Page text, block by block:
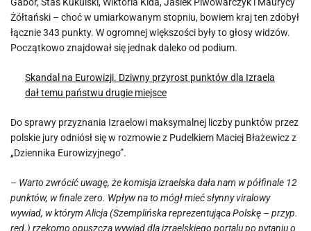
Żółtański – choć w umiarkowanym stopniu, bowiem kraj ten zdobył
łącznie 343 punkty. W ogromnej większości były to głosy widzów.
Początkowo znajdował się jednak daleko od podium.
Skandal na Eurowizji. Dziwny przyrost punktów dla Izraela
dał temu państwu drugie miejsce
Do sprawy przyznania Izraelowi maksymalnej liczby punktów przez
polskie jury odniósł się w rozmowie z Pudelkiem Maciej Błażewicz z
„Dziennika Eurowizyjnego”.
– Warto zwrócić uwagę, że komisja izraelska dała nam w półfinale 12
punktów, w finale zero. Wpływ na to mógł mieć słynny viralowy
wywiad, w którym Alicja (Szemplińska reprezentująca Polskę – przyp.
red.) rzekomo opuszcza wywiad dla izraelskiego portalu po pytaniu o